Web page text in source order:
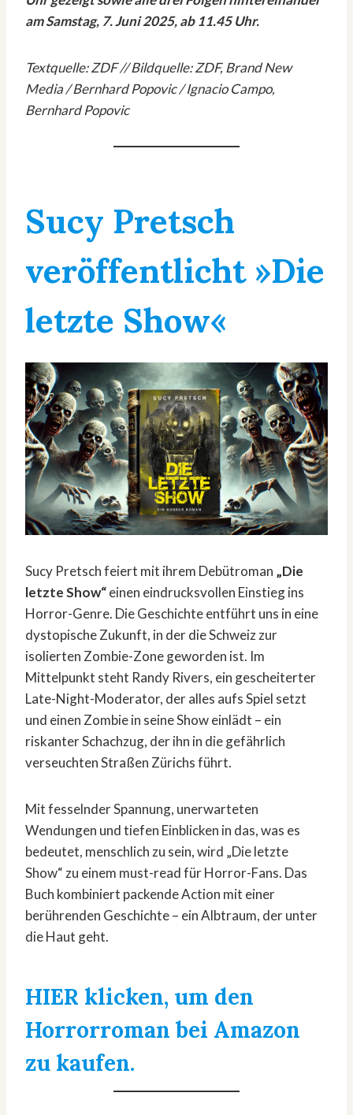
am Samstag, 7. Juni 2025, ab 11.45 Uhr.
Textquelle: ZDF // Bildquelle: ZDF, Brand New
Media / Bernhard Popovic / Ignacio Campo,
Bernhard Popovic
Sucy Pretsch
veröffentlicht »Die
letzte Show«
Sucy Pretsch feiert mit ihrem Debütroman „Die
letzte Show“einen eindrucksvollen Einstieg ins
Horror-Genre. Die Geschichte entführt uns in eine
dystopische Zukunft, in der die Schweiz zur
isolierten Zombie-Zone geworden ist. Im
Mittelpunkt steht Randy Rivers, ein gescheiterter
Late-Night-Moderator, der alles aufs Spiel setzt
und einen Zombie in seine Show einlädt – ein
riskanter Schachzug, der ihn in die gefährlich
verseuchten Straßen Zürichs führt.
Mit fesselnder Spannung, unerwarteten
Wendungen und tiefen Einblicken in das, was es
bedeutet, menschlich zu sein, wird „Die letzte
Show“ zu einem must-read für Horror-Fans. Das
Buch kombiniert packende Action mit einer
berührenden Geschichte – ein Albtraum, der unter
die Haut geht.
HIER klicken, um den
Horrorroman bei Amazon
zu kaufen.